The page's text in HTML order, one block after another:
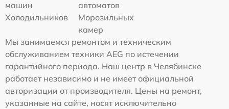
машин
автоматов
Холодильников
Морозильных
камер
Мы занимаемся ремонтом и техническим
обслуживанием техники AEG по истечении
гарантийного периода. Наш центр в Челябинске
работает независимо и не имеет официальной
авторизации от производителя. Цены на ремонт,
указанные на сайте, носят исключительно